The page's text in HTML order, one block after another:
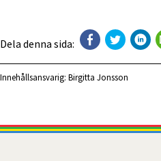
Dela denna sida:
Innehållsansvarig: Birgitta Jonsson